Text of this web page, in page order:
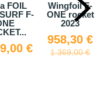
Sky Air 2024
999,00 €